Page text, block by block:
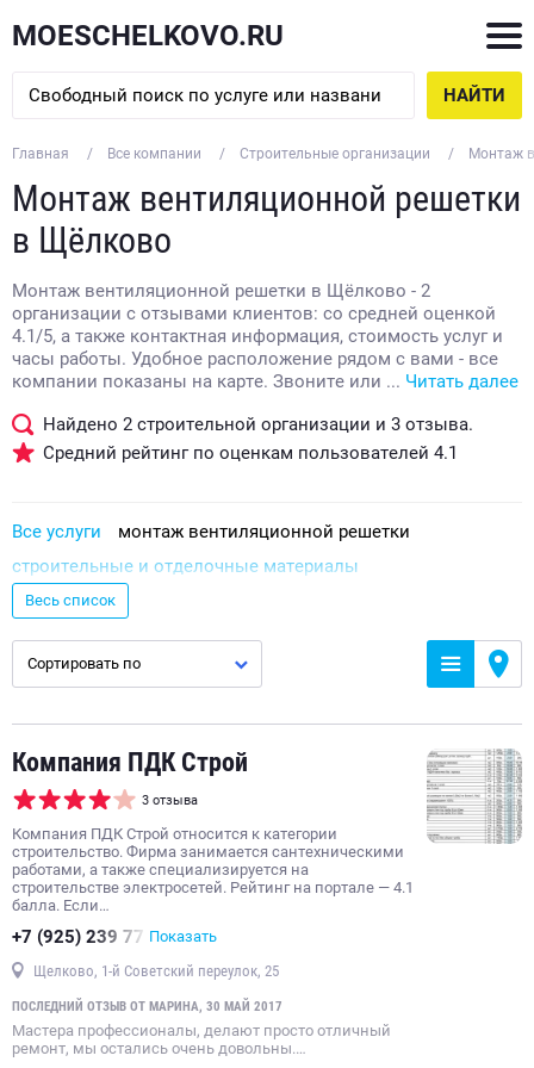
MOESCHELKOVO.RU
НАЙТИ
Главная Все компании Строительные организации Монтаж
Монтаж вентиляционной решетки
в Щёлково
Монтаж вентиляционной решетки в Щёлково - 2
организации с отзывами клиентов: со средней оценкой
4.1/5, а также контактная информация, стоимость услуг и
часы работы. Удобное расположение рядом с вами - все
компании показаны на карте. Звоните или ... Читать далее
Найдено 2 строительной организации и 3 отзыва.
Средний рейтинг по оценкам пользователей 4.1
Все услуги
монтаж вентиляционной решетки
строительные и отделочные материалы
инженерные работы
строительные работы
монтаж инженерных систем
система отопления и водоснабжения и канализации
напольное покрытие
металлообработка
двери на заказ
сантехнические работы
кровельные работы
система перегородок
окно
электромонтажные работы
штукатурно-малярные работы
фасадные материалы и конструкции
ремонт и укладка напольных покрытий
жалюзи и рольставни
забор и ограждение
стеновые панели
магазин металлоизделий
Весь список
Сортировать по
Компания ПДК Строй
3 отзыва
Компания ПДК Строй относится к категории
строительство. Фирма занимается сантехническими
работами, а также специализируется на
строительстве электросетей. Рейтинг на портале — 4.1
балла. Если…
+7 (925) 239 77 Показать
Щелково, 1-й Советский переулок, 25
ПОСЛЕДНИЙ ОТЗЫВ ОТ МАРИНА, 30 МАЙ 2017
Мастера профессионалы, делают просто отличный
ремонт, мы остались очень довольны.…